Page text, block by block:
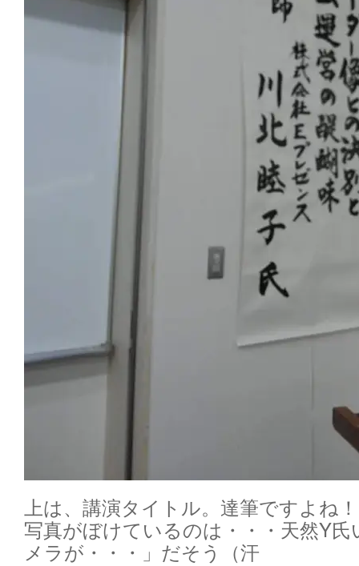
上は、講演タイトル。達筆ですよね！
写真がぼけているのは・・・天然Y
メラが・・・」だそう（汗